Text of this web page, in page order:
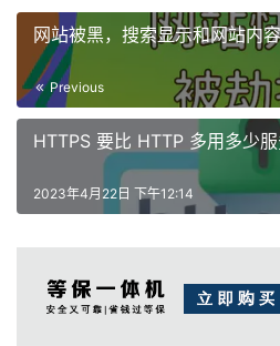
网站被黑，搜索显示和网站内
Previous
HTTPS 要比 HTTP 多用多少
2023年4月22日 下午12:14